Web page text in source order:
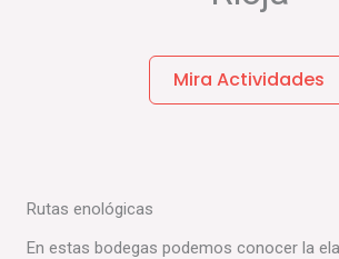
Mira Actividades
Rutas enológicas
En estas bodegas podemos conocer la